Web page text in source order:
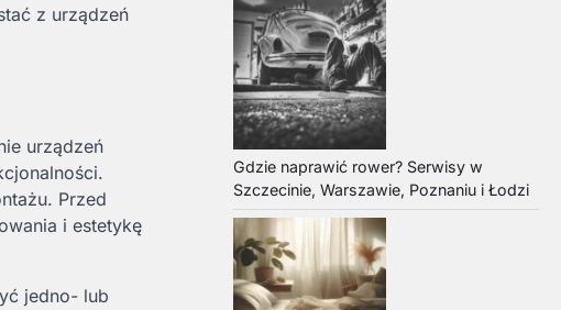
z urządzeń
urządzeń
Przed
i estetykę
jedno- lub
Gdzie naprawić rower? Serwisy w
Szczecinie, Warszawie, Poznaniu i Łodzi